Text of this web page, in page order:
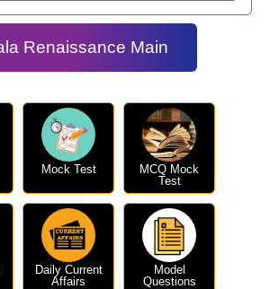
Renaissance Main
Mock Test
MCQ Mock
Test
Daily Current
Affairs
Model
Questions